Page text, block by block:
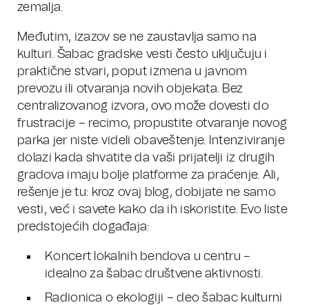
zemalja.
Međutim, izazov se ne zaustavlja samo na
kulturi. Šabac gradske vesti često uključuju i
praktične stvari, poput izmena u javnom
prevozu ili otvaranja novih objekata. Bez
centralizovanog izvora, ovo može dovesti do
frustracije – recimo, propustite otvaranje novog
parka jer niste videli obaveštenje. Intenziviranje
dolazi kada shvatite da vaši prijatelji iz drugih
gradova imaju bolje platforme za praćenje. Ali,
rešenje je tu: kroz ovaj blog, dobijate ne samo
vesti, već i savete kako da ih iskoristite. Evo liste
predstojećih događaja:
Koncert lokalnih bendova u centru –
idealno za šabac društvene aktivnosti.
Radionica o ekologiji – deo šabac kulturni